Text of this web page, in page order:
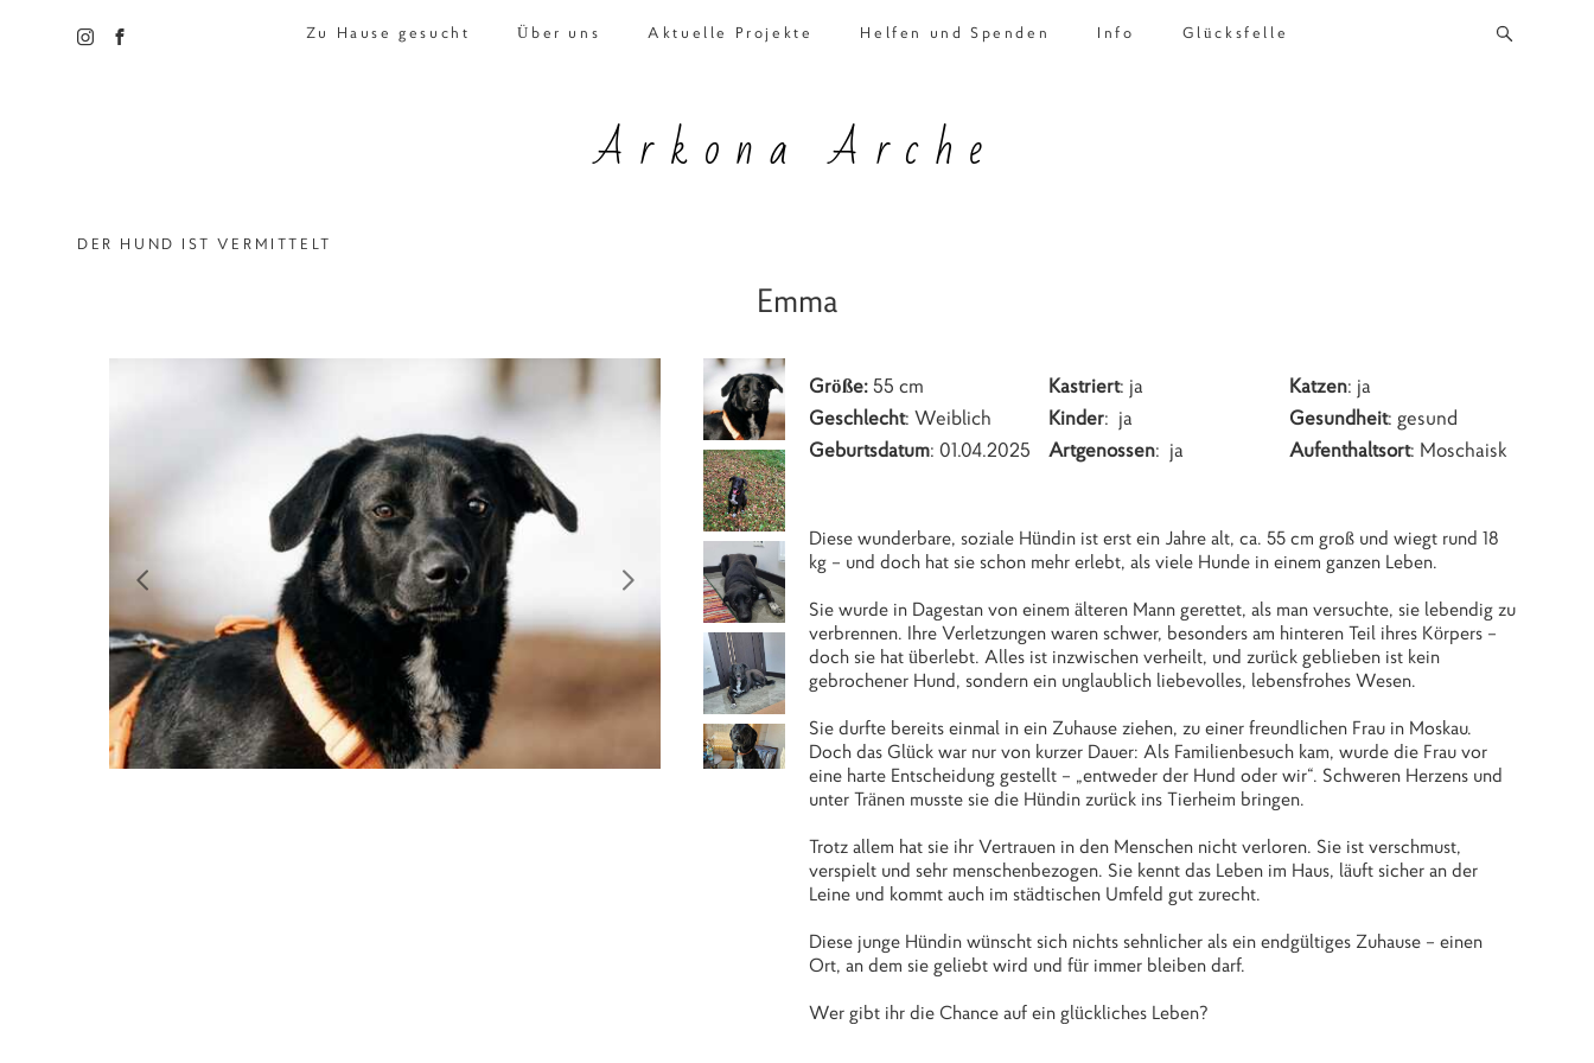
Zu Hause gesucht Über uns Aktuelle Projekte Helfen und Spenden Info Glücksfelle
Arkona Arche
DER HUND IST VERMITTELT
Emma
Größe:55 cm
Geschlecht: Weiblich
Geburtsdatum: 01.04.2025
Kastriert: ja
Kinder: ja
Artgenossen: ja
Katzen: ja
Gesundheit: gesund
Aufenthaltsort: Moschaisk
Diese wunderbare, soziale Hündin ist erst ein Jahre alt, ca. 55 cm groß und wiegt rund 18
kg – und doch hat sie schon mehr erlebt, als viele Hunde in einem ganzen Leben.
Sie wurde in Dagestan von einem älteren Mann gerettet, als man versuchte, sie lebendig zu
verbrennen. Ihre Verletzungen waren schwer, besonders am hinteren Teil ihres Körpers –
doch sie hat überlebt. Alles ist inzwischen verheilt, und zurück geblieben ist kein
gebrochener Hund, sondern ein unglaublich liebevolles, lebensfrohes Wesen.
Sie durfte bereits einmal in ein Zuhause ziehen, zu einer freundlichen Frau in Moskau.
Doch das Glück war nur von kurzer Dauer: Als Familienbesuch kam, wurde die Frau vor
eine harte Entscheidung gestellt – „entweder der Hund oder wir“. Schweren Herzens und
unter Tränen musste sie die Hündin zurück ins Tierheim bringen.
Trotz allem hat sie ihr Vertrauen in den Menschen nicht verloren. Sie ist verschmust,
verspielt und sehr menschenbezogen. Sie kennt das Leben im Haus, läuft sicher an der
Leine und kommt auch im städtischen Umfeld gut zurecht.
Diese junge Hündin wünscht sich nichts sehnlicher als ein endgültiges Zuhause – einen
Ort, an dem sie geliebt wird und für immer bleiben darf.
Wer gibt ihr die Chance auf ein glückliches Leben?